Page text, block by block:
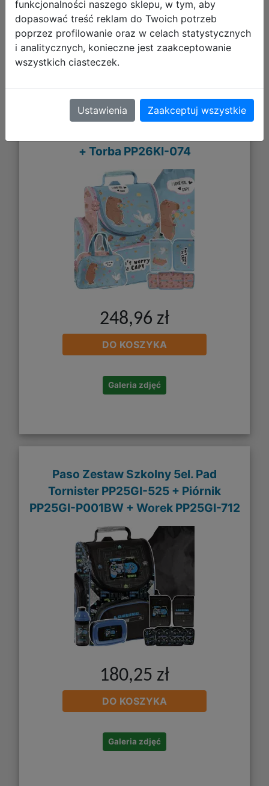
Galeria zdjęć
Paso Zestaw Szkolny 4el.Kapibara
Tornister PP26KI-525 + Piórnik
+ Torba PP26KI-074
248,96 zł
DO KOSZYKA
Galeria zdjęć
Paso Zestaw Szkolny 5el. Pad
Tornister PP25GI-525 + Piórnik
PP25GI-P001BW + Worek PP25GI-712
180,25 zł
DO KOSZYKA
Galeria zdjęć
funkcjonalności naszego sklepu, w tym, aby
dopasować treść reklam do Twoich potrzeb
poprzez profilowanie oraz w celach statystycznych
i analitycznych, konieczne jest zaakceptowanie
wszystkich ciasteczek.
Ustawienia Zaakceptuj wszystkie